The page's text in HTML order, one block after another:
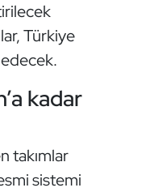
Türkiye
kadar
takımlar
sistemi